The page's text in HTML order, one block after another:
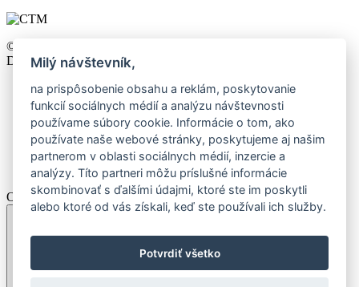
©2026 CTM, All right reserved. Design by
Development byWebmall
Otvoriť porovnanie
Milý návštevník,
na prispôsobenie obsahu a reklám, poskytovanie
funkcií sociálnych médií a analýzu návštevnosti
používame súbory cookie. Informácie o tom, ako
používate naše webové stránky, poskytujeme aj našim
partnerom v oblasti sociálnych médií, inzercie a
analýzy. Títo partneri môžu príslušné informácie
skombinovať s ďalšími údajmi, ktoré ste im poskytli
alebo ktoré od vás získali, keď ste používali ich služby.
Potvrdiť všetko